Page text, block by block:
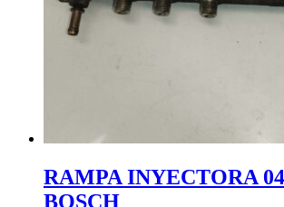
RAMPA INYECTORA
BOSCH